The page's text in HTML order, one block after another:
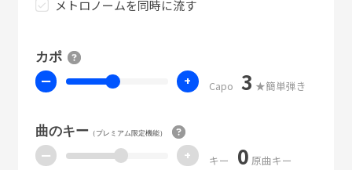
メトロノームを同時に流す
カポ
ー + Capo 3 ★簡単弾き
曲のキー（プレミアム限定機能）
ー + キー 0 原曲キー